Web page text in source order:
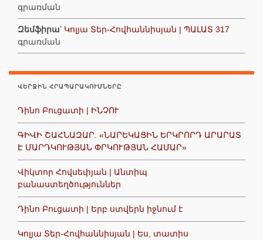
գրառման
Զեմֆիրա՝ Կոլյա Տեր-Հովհաննիսյան | ՊԱԼԱՏ 317
գրառման
ՎԵՐՋԻՆ ՀՐԱՊԱՐԱԿՈՒՄՆԵՐԸ
Դինո Բուցատի | ԻՆՉՈՒ
ԳԻՎԻ ՇԱՀՆԱԶԱՐ. «ՆԱՐԵԿԱՑԻՆ ԵՐԿՐՈՐԴ ԱՐԱՐԱՏ
Է ՄԱՐԴԿՈՒԹՅԱՆ ՓՐԿՈՒԹՅԱՆ ՀԱՄԱՐ»
Վիկտոր Հովսեփյան | Անտիպ
բանաստեղծություններ
Դինո Բուցատի | Երբ ստվերն իջնում է
Կոլյա Տեր-Հովհաննիսյան | Ես, տատիս